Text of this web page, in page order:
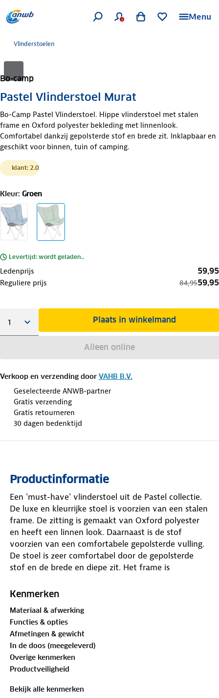
Menu
Vlinderstoelen
Bo-camp
Pastel Vlinderstoel Murat
Bo-Camp Pastel Vlinderstoel. Hippe vlinderstoel met stalen
frame en Oxford polyester bekleding met linnenlook.
Comfortabel dankzij gepolsterde stof en brede zit. Inklapbaar en
geschikt voor binnen, tuin of camping.
klant: 2.0
Kleur: Groen
Levertijd: wordt geladen..
Ledenprijs 59,95
Reguliere prijs 84,9559,95
Plaats in winkelmand
Alleen online
Verkoop en verzending door VAHB B.V.
Geselecteerde ANWB-partner
Gratis verzending
Gratis retourneren
30 dagen bedenktijd
Productinformatie
Een 'must-have' vlinderstoel uit de Pastel collectie.
De luxe en kleurrijke stoel is voorzien van een stalen
frame. De zitting is gemaakt van Oxford polyester
en heeft een linnen look. Daarnaast is de stof
voorzien van een comfortabele gepolsterde vulling.
De stoel is zeer comfortabel door de gepolsterde
stof en de brede en diepe zit. Het frame is
mee te nemen is. Geschikt voor op de camping, in
stoel gebruikt worden.
Kenmerken
Materiaal & afwerking
Functies & opties
Afmetingen & gewicht
In de doos (meegeleverd)
Overige kenmerken
Productveiligheid
Bekijk alle kenmerken